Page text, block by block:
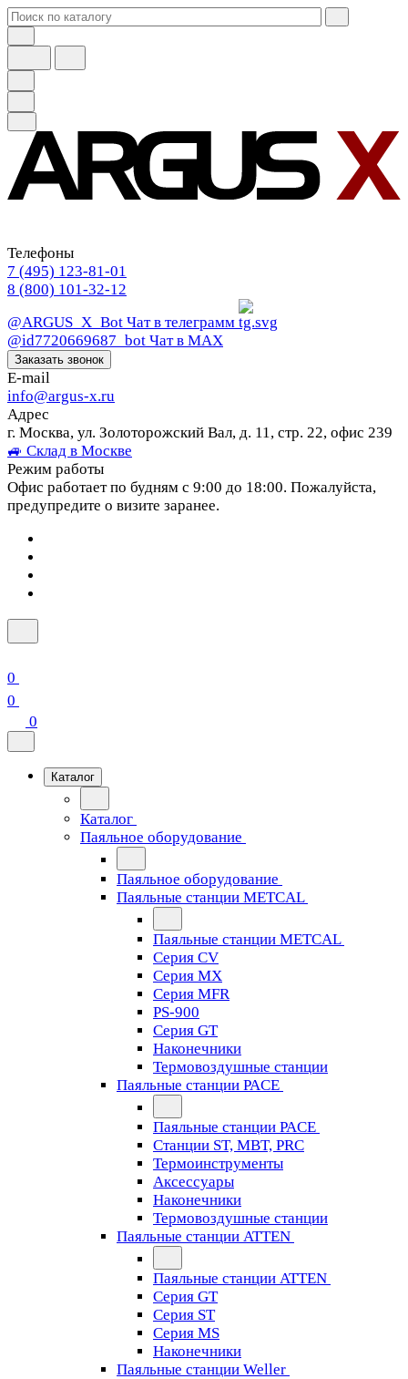
Телефоны
7 (495) 123-81-01
8 (800) 101-32-12
@ARGUS_X_Bot Чат в телеграмм
@id7720669687_bot Чат в МАХ
Заказать звонок
E-mail
info@argus-x.ru
Адрес
г. Москва, ул. Золоторожский Вал, д. 11, стр. 22, офис 239
🚙 Склад в Москве
Режим работы
Офис работает по будням с 9:00 до 18:00. Пожалуйста,
предупредите о визите заранее.
0
0
0
Каталог
Каталог
Паяльное оборудование
Паяльное оборудование
Паяльные станции METCAL
Паяльные станции METCAL
Серия CV
Серия MX
Серия MFR
PS-900
Серия GT
Наконечники
Термовоздушные станции
Паяльные станции PACE
Паяльные станции PACE
Станции ST, MBT, PRC
Термоинструменты
Аксессуары
Наконечники
Термовоздушные станции
Паяльные станции ATTEN
Паяльные станции ATTEN
Серия GT
Серия ST
Серия MS
Наконечники
Паяльные станции Weller